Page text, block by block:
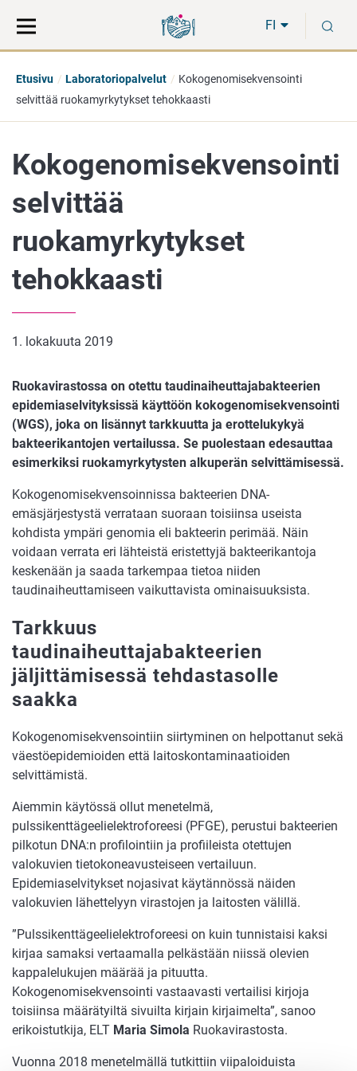
suoraan
sisältöön
koko
sivuston
FI
Etusivu Laboratoriopalvelut
Kokogenomisekvensointi
selvittää ruokamyrkytykset tehokkaasti
Kokogenomisekvensointi
selvittää
ruokamyrkytykset
tehokkaasti
1. lokakuuta 2019
Ruokavirastossa on otettu taudinaiheuttajabakteerien
epidemiaselvityksissä käyttöön kokogenomisekvensointi
(WGS), joka on lisännyt tarkkuutta ja erottelukykyä
bakteerikantojen vertailussa. Se puolestaan edesauttaa
esimerkiksi ruokamyrkytysten alkuperän selvittämisessä.
Kokogenomisekvensoinnissa bakteerien DNA-
emäsjärjestystä verrataan suoraan toisiinsa useista
kohdista ympäri genomia eli bakteerin perimää. Näin
voidaan verrata eri lähteistä eristettyjä bakteerikantoja
keskenään ja saada tarkempaa tietoa niiden
taudinaiheuttamiseen vaikuttavista ominaisuuksista.
Tarkkuus
taudinaiheuttajabakteerien
jäljittämisessä tehdastasolle
saakka
Kokogenomisekvensointiin siirtyminen on helpottanut sekä
väestöepidemioiden että laitoskontaminaatioiden
selvittämistä.
Aiemmin käytössä ollut menetelmä,
pulssikenttägeelielektroforeesi (PFGE), perustui bakteerien
pilkotun DNA:n profilointiin ja profiileista otettujen
valokuvien tietokoneavusteiseen vertailuun.
Epidemiaselvitykset nojasivat käytännössä näiden
valokuvien lähettelyyn virastojen ja laitosten välillä.
”Pulssikenttägeelielektroforeesi on kuin tunnistaisi kaksi
kirjaa samaksi vertaamalla pelkästään niissä olevien
kappalelukujen määrää ja pituutta.
Kokogenomisekvensointi vastaavasti vertailisi kirjoja
toisiinsa määrätyiltä sivuilta kirjain kirjaimelta”, sanoo
erikoistutkija, ELT Maria Simola Ruokavirastosta.
Vuonna 2018 menetelmällä tutkittiin viipaloiduista